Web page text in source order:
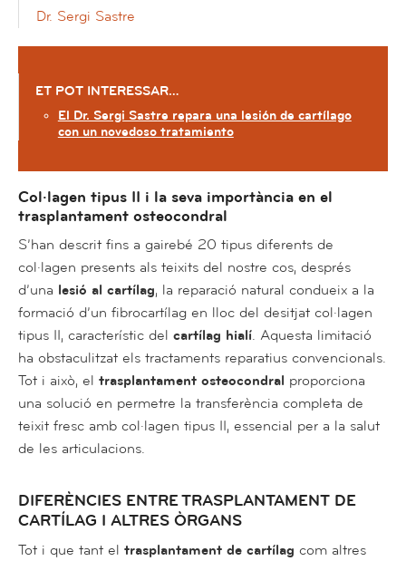
Dr. Sergi Sastre
ET POT INTERESSAR…
El Dr. Sergi Sastre repara una lesión de cartílago
con un novedoso tratamiento
Col·lagen tipus II i la seva importància en el
trasplantament osteocondral
S’han descrit fins a gairebé 20 tipus diferents de
col·lagen presents als teixits del nostre cos, després
d’una lesió al cartílag, la reparació natural condueix a la
formació d’un fibrocartílag en lloc del desitjat col·lagen
tipus II, característic del cartílag hialí. Aquesta limitació
ha obstaculitzat els tractaments reparatius convencionals.
Tot i això, el trasplantament osteocondral proporciona
una solució en permetre la transferència completa de
teixit fresc amb col·lagen tipus II, essencial per a la salut
de les articulacions.
DIFERÈNCIES ENTRE TRASPLANTAMENT DE
CARTÍLAG I ALTRES ÒRGANS
Tot i que tant el trasplantament de cartílag com altres